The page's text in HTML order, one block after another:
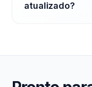
atualizado?